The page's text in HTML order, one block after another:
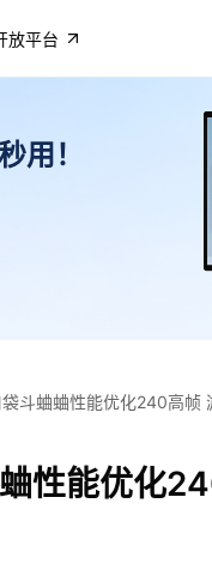
放平台
用！
斗蛐蛐性能优化240高帧
性能优化